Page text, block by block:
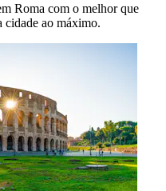
Roma com o melhor que
cidade ao máximo.